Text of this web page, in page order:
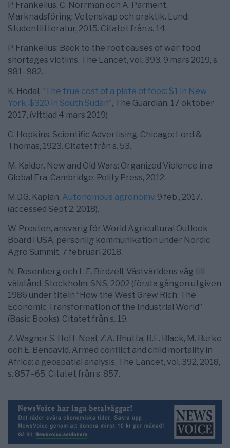
P. Frankelius, C. Norrman och A. Parment.
Marknadsföring: Vetenskap och praktik. Lund:
Studentlitteratur, 2015. Citatet från s. 14.
P. Frankelius: Back to the root causes of war: food
shortages victims. The Lancet, vol. 393, 9 mars 2019, s.
981–982.
K. Hodal, ”The true cost of a plate of food: $1 in New
York, $320 in South Sudan”, The Guardian, 17 oktober
2017, (vittjad 4 mars 2019)
C. Hopkins. Scientific Advertising. Chicago: Lord &
Thomas, 1923. Citatet från s. 53.
M. Kaldor. New and Old Wars: Organized Violence in a
Global Era. Cambridge: Polity Press, 2012.
M.D.G. Kaplan. Autonomous agronomy. 9 feb., 2017.
(accessed Sept 2, 2018).
W. Preston, ansvarig för World Agricultural Outlook
Board i USA, personlig kommunikation under Nordic
Agro Summit, 7 februari 2018.
N. Rosenberg och L.E. Birdzell, Västvärldens väg till
välstånd. Stockholm: SNS, 2002 (första gången utgiven
1986 under titeln “How the West Grew Rich: The
Economic Transformation of the Industrial World”
(Basic Books). Citatet från s. 19.
Z. Wagner S. Heft-Neal, Z.A. Bhutta, R.E. Black, M. Burke
och E. Bendavid. Armed conflict and child mortality in
Africa: a geospatial analysis. The Lancet, vol. 392, 2018,
s. 857–65. Citatet från s. 857.